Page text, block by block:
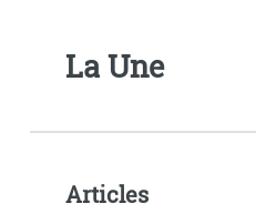
La Une
Articles